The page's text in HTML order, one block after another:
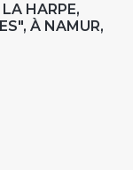
HARPE,
À NAMUR,